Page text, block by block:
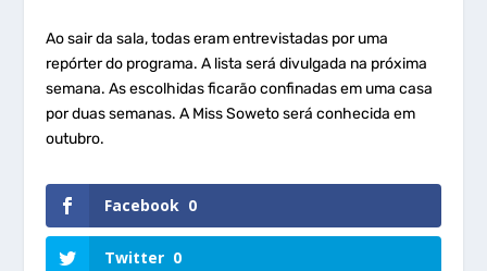
Ao sair da sala, todas eram entrevistadas por uma
repórter do programa. A lista será divulgada na próxima
semana. As escolhidas ficarão confinadas em uma casa
por duas semanas. A Miss Soweto será conhecida em
outubro.
Facebook 0
Twitter 0